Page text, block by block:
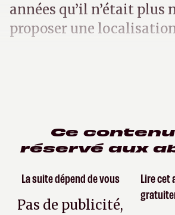
années qu’il n’était plus
proposer une
Ce
réservé aux
La suite dépend de vous
Pas de publicité,
Lire cet